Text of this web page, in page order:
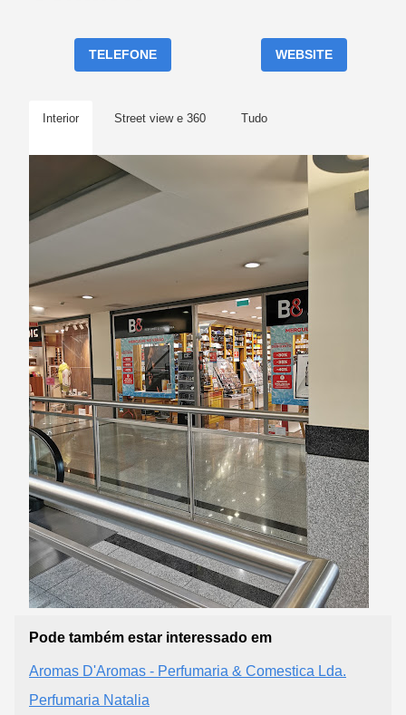
TELEFONE WEBSITE
Interior Street view e 360 Tudo
Pode também estar interessado em
Aromas D'Aromas - Perfumaria & Comestica Lda.
Perfumaria Natalia